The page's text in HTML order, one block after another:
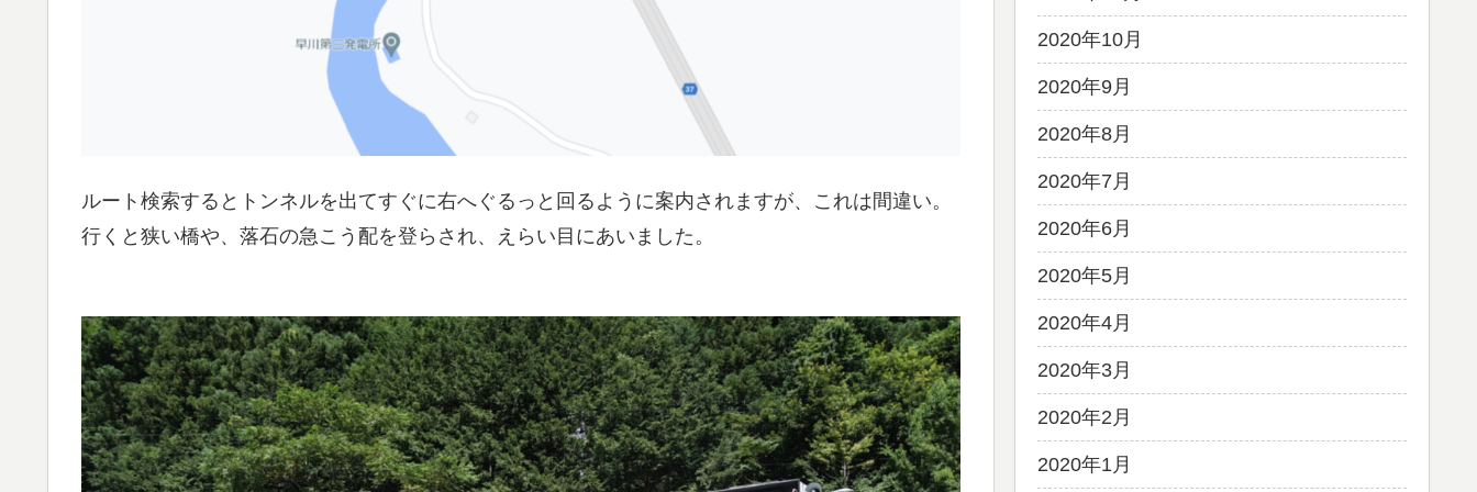
ルート検索するとトンネルを出てすぐに右へぐるっと回るように案内されますが、これは間違い。
行くと狭い橋や、落石の急こう配を登らされ、えらい目にあいました。
2020年10月
2020年9月
2020年8月
2020年7月
2020年6月
2020年5月
2020年4月
2020年3月
2020年2月
2020年1月